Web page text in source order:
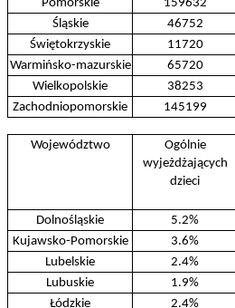
Pomorskie
159632
Śląskie
46752
Świętokrzyskie
11720
Warmińsko-mazurskie
65720
Wielkopolskie
38253
Zachodniopomorskie
145199
Województwo
Ogólnie
wyjeżdżających
dzieci
Dolnośląskie
5.2%
Kujawsko-Pomorskie
3.6%
Lubelskie
2.4%
Lubuskie
1.9%
Łódzkie
2.4%